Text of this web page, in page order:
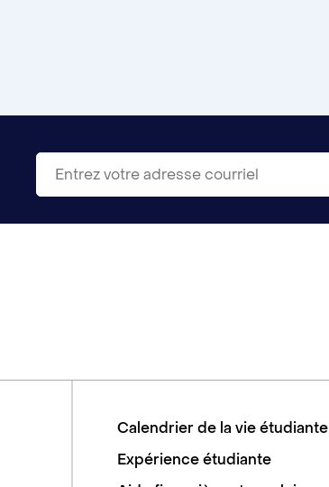
Calendrier de la vie étudiante
Expérience étudiante